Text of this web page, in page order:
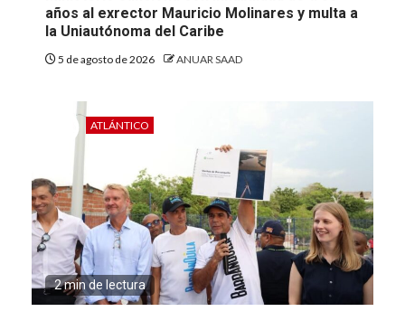
años al exrector Mauricio Molinares y multa a
la Uniautónoma del Caribe
5 de agosto de 2026 ANUAR SAAD
ATLÁNTICO
2 min de lectura